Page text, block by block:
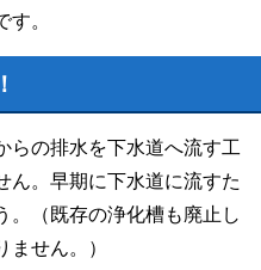
。
らの排水を下水道へ流す工
ん。早期に下水道に流すた
。（既存の浄化槽も廃止し
せん。）